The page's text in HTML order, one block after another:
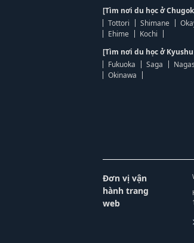
[Tìm nơi du học ở
Tottori
Shimane
Ehime
Kochi
[Tìm nơi du học ở
Fukuoka
Saga
Okinawa
Đơn vị vận
hành trang
web